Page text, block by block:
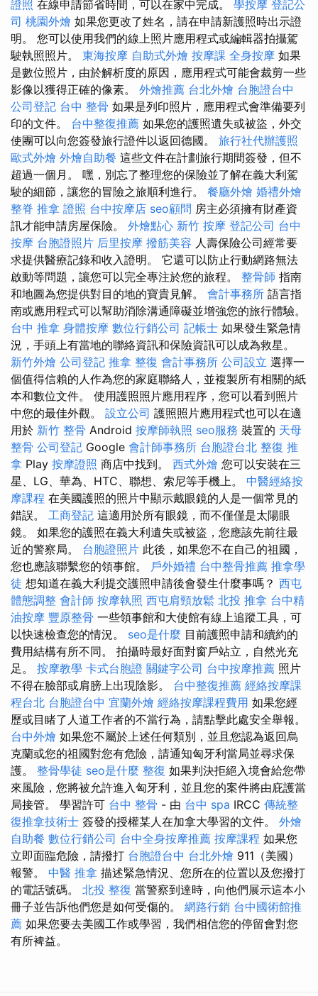
證照 在線申請節省時間，可以在家中完成。 學按摩 登記公
司 桃園外燴 如果您更改了姓名，請在申請新護照時出示證
明。 您可以使用我們的線上照片應用程式或編輯器拍攝駕
駛執照照片。 東海按摩 自助式外燴 按摩課 全身按摩 如果
是數位照片，由於解析度的原因，應用程式可能會裁剪一些
影像以獲得正確的像素。 外燴推薦 台北外燴 台胞證台中
公司登記 台中 整骨 如果是列印照片，應用程式會準備要列
印的文件。 台中整復推薦 如果您的護照遺失或被盜，外交
使團可以向您簽發旅行證件以返回德國。 旅行社代辦護照
歐式外燴 外燴自助餐 這些文件在計劃旅行期間簽發，但不
超過一個月。 嘿，別忘了整理您的保險並了解在義大利駕
駛的細節，讓您的冒險之旅順利進行。 餐廳外燴 婚禮外燴
整脊 推拿 證照 台中按摩店 seo顧問 房主必須擁有財產資
訊才能申請房屋保險。 外燴點心 新竹 按摩 登記公司 台中
按摩 台胞證照片 后里按摩 撥筋美容 人壽保險公司經常要
求提供醫療記錄和收入證明。 它還可以防止行動網路無法
啟動等問題，讓您可以完全專注於您的旅程。 整骨師 指南
和地圖為您提供對目的地的寶貴見解。 會計事務所 語言指
南或應用程式可以幫助消除溝通障礙並增強您的旅行體驗。
台中 推拿 身體按摩 數位行銷公司 記帳士 如果發生緊急情
況，手頭上有當地的聯絡資訊和保險資訊可以成為救星。
新竹外燴 公司登記 推拿 整復 會計事務所 公司設立 選擇一
個值得信賴的人作為您的家庭聯絡人，並複製所有相關的紙
本和數位文件。 使用護照照片應用程序，您可以看到照片
中您的最佳外觀。 設立公司 護照照片應用程式也可以在適
用於 新竹 整骨 Android 按摩師執照 seo服務 裝置的 天母
整骨 公司登記 Google 會計師事務所 台胞證台北 整復 推
拿 Play 按摩證照 商店中找到。 西式外燴 您可以安裝在三
星、LG、華為、HTC、聯想、索尼等手機上。 中醫經絡按
摩課程 在美國護照的照片中顯示戴眼鏡的人是一個常見的
錯誤。 工商登記 這適用於所有眼鏡，而不僅僅是太陽眼
鏡。 如果您的護照在義大利遺失或被盜，您應該先前往最
近的警察局。 台胞證照片 此後，如果您不在自己的祖國，
您也應該聯繫您的領事館。 戶外婚禮 台中整骨推薦 推拿學
徒 想知道在義大利提交護照申請後會發生什麼事嗎？ 西屯
體態調整 會計師 按摩執照 西屯肩頸放鬆 北投 推拿 台中精
油按摩 豐原整骨 一些領事館和大使館有線上追蹤工具，可
以快速檢查您的情況。 seo是什麼 目前護照申請和續約的
費用結構有所不同。 拍攝時最好面對窗戶站立，自然光充
足。 按摩教學 卡式台胞證 關鍵字公司 台中按摩推薦 照片
不得在臉部或肩膀上出現陰影。 台中整復推薦 經絡按摩課
程台北 台胞證台中 宜蘭外燴 經絡按摩課程費用 如果您經
歷或目睹了人道工作者的不當行為，請點擊此處安全舉報。
台中外燴 如果您不屬於上述任何類別，並且您認為返回烏
克蘭或您的祖國對您有危險，請通知匈牙利當局並尋求保
護。 整骨學徒 seo是什麼 整復 如果判決拒絕入境會給您帶
來風險，您將被允許進入匈牙利，並且您的案件將由庇護當
局接管。 學習許可 台中 整骨 - 由 台中 spa IRCC 傳統整
復推拿技術士 簽發的授權某人在加拿大學習的文件。 外燴
自助餐 數位行銷公司 台中全身按摩推薦 按摩課程 如果您
立即面臨危險，請撥打 台胞證台中 台北外燴 911（美國）
報警。 中醫 推拿 描述緊急情況、您所在的位置以及您撥打
的電話號碼。 北投 整復 當警察到達時，向他們展示這本小
冊子並告訴他們您是如何受傷的。 網路行銷 台中國術館推
薦 如果您要去美國工作或學習，我們相信您的停留會對您
有所裨益。